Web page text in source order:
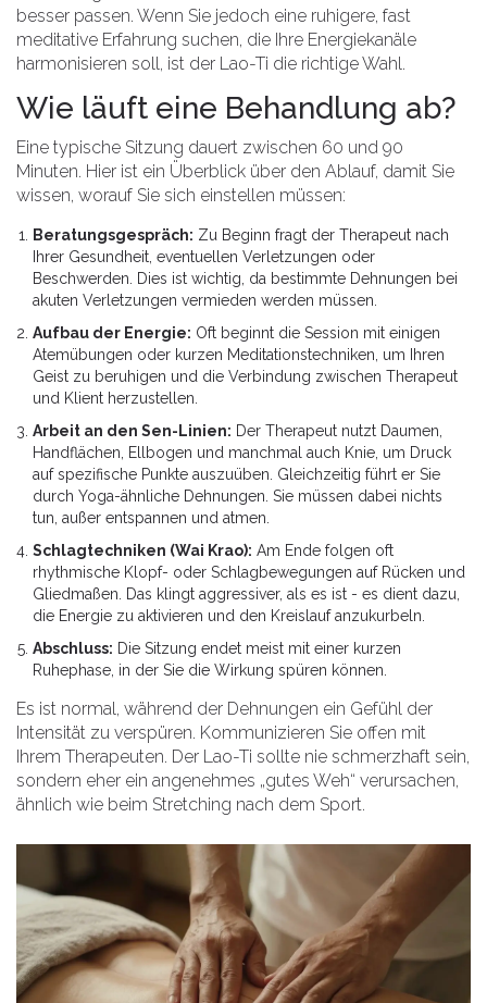
besser passen. Wenn Sie jedoch eine ruhigere, fast
meditative Erfahrung suchen, die Ihre Energiekanäle
harmonisieren soll, ist der Lao-Ti die richtige Wahl.
Wie läuft eine Behandlung ab?
Eine typische Sitzung dauert zwischen 60 und 90
Minuten. Hier ist ein Überblick über den Ablauf, damit Sie
wissen, worauf Sie sich einstellen müssen:
Beratungsgespräch: Zu Beginn fragt der Therapeut nach
Ihrer Gesundheit, eventuellen Verletzungen oder
Beschwerden. Dies ist wichtig, da bestimmte Dehnungen bei
akuten Verletzungen vermieden werden müssen.
Aufbau der Energie: Oft beginnt die Session mit einigen
Atemübungen oder kurzen Meditationstechniken, um Ihren
Geist zu beruhigen und die Verbindung zwischen Therapeut
und Klient herzustellen.
Arbeit an den Sen-Linien: Der Therapeut nutzt Daumen,
Handflächen, Ellbogen und manchmal auch Knie, um Druck
auf spezifische Punkte auszuüben. Gleichzeitig führt er Sie
durch Yoga-ähnliche Dehnungen. Sie müssen dabei nichts
tun, außer entspannen und atmen.
Schlagtechniken (Wai Krao): Am Ende folgen oft
rhythmische Klopf- oder Schlagbewegungen auf Rücken und
Gliedmaßen. Das klingt aggressiver, als es ist - es dient dazu,
die Energie zu aktivieren und den Kreislauf anzukurbeln.
Abschluss: Die Sitzung endet meist mit einer kurzen
Ruhephase, in der Sie die Wirkung spüren können.
Es ist normal, während der Dehnungen ein Gefühl der
Intensität zu verspüren. Kommunizieren Sie offen mit
Ihrem Therapeuten. Der Lao-Ti sollte nie schmerzhaft sein,
sondern eher ein angenehmes „gutes Weh“ verursachen,
ähnlich wie beim Stretching nach dem Sport.